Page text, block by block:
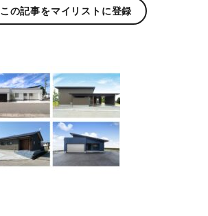
この記事をマイリストに登録